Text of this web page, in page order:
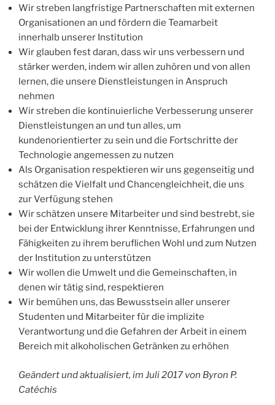
Wir streben langfristige Partnerschaften mit externen
Organisationen an und fördern die Teamarbeit
innerhalb unserer Institution
Wir glauben fest daran, dass wir uns verbessern und
stärker werden, indem wir allen zuhören und von allen
lernen, die unsere Dienstleistungen in Anspruch
nehmen
Wir streben die kontinuierliche Verbesserung unserer
Dienstleistungen an und tun alles, um
kundenorientierter zu sein und die Fortschritte der
Technologie angemessen zu nutzen
Als Organisation respektieren wir uns gegenseitig und
schätzen die Vielfalt und Chancengleichheit, die uns
zur Verfügung stehen
Wir schätzen unsere Mitarbeiter und sind bestrebt, sie
bei der Entwicklung ihrer Kenntnisse, Erfahrungen und
Fähigkeiten zu ihrem beruflichen Wohl und zum Nutzen
der Institution zu unterstützen
Wir wollen die Umwelt und die Gemeinschaften, in
denen wir tätig sind, respektieren
Wir bemühen uns, das Bewusstsein aller unserer
Studenten und Mitarbeiter für die implizite
Verantwortung und die Gefahren der Arbeit in einem
Bereich mit alkoholischen Getränken zu erhöhen
Geändert und aktualisiert, im Juli 2017 von Byron P.
Catéchis